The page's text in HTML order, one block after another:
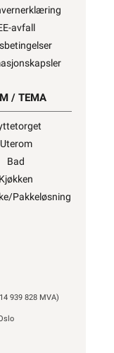
avfall
/ TEMA
Uterom
Bad
Kjøkken
Pakkeløsning
939 828 MVA)